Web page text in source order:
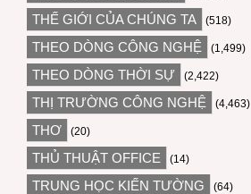
THẾ GIỚI CỦA CHÚNG TA (518)
THEO DÒNG CÔNG NGHỆ (1,499)
THEO DÒNG THỜI SỰ (2,422)
THỊ TRƯỜNG CÔNG NGHỆ (4,463)
THƠ (20)
THỦ THUẬT OFFICE (14)
TRUNG HỌC KIẾN TƯỜNG (64)